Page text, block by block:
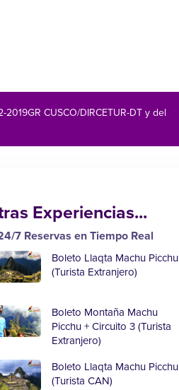
CUSCO/DIRCETUR-DT y del
Experiencias...
7 Reservas en Tiempo Real
Boleto Llaqta Machu Picchu
(Turista Extranjero)
Boleto Montaña Machu
Picchu + Circuito 3 (Turista
Extranjero)
Boleto Llaqta Machu Picchu
(Turista CAN)